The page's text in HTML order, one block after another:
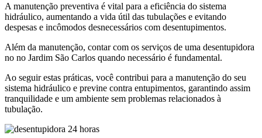
A manutenção preventiva é vital para a eficiência do sistema
hidráulico, aumentando a vida útil das tubulações e evitando
despesas e incômodos desnecessários com desentupimentos.
Além da manutenção, contar com os serviços de uma desentupidora
no no Jardim São Carlos quando necessário é fundamental.
Ao seguir estas práticas, você contribui para a manutenção do seu
sistema hidráulico e previne contra entupimentos, garantindo assim
tranquilidade e um ambiente sem problemas relacionados à
tubulação.